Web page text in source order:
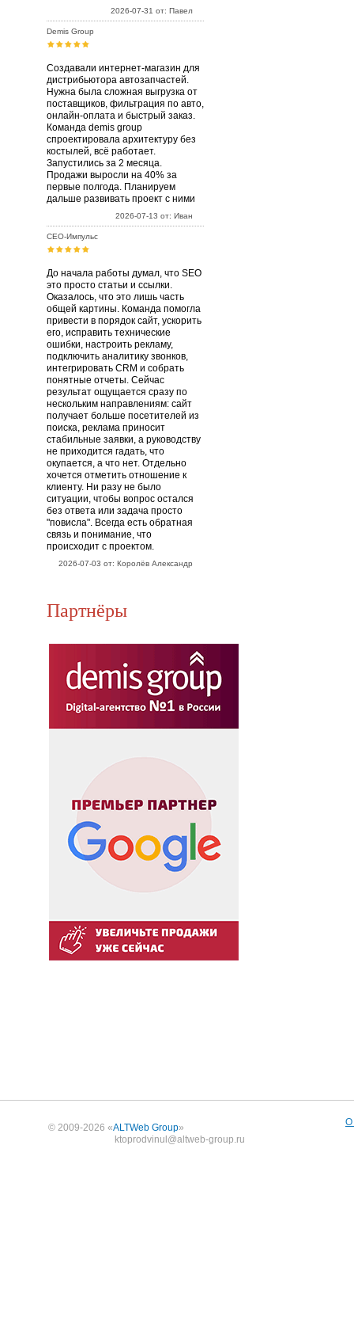
2026-07-31 от: Павел
Demis Group
Создавали интернет-магазин для
дистрибьютора автозапчастей.
Нужна была сложная выгрузка от
поставщиков, фильтрация по авто,
онлайн-оплата и быстрый заказ.
Команда demis group
спроектировала архитектуру без
костылей, всё работает.
Запустились за 2 месяца.
Продажи выросли на 40% за
первые полгода. Планируем
дальше развивать проект с ними
2026-07-13 от: Иван
СЕО-Импульс
До начала работы думал, что SEO
это просто статьи и ссылки.
Оказалось, что это лишь часть
общей картины. Команда помогла
привести в порядок сайт, ускорить
его, исправить технические
ошибки, настроить рекламу,
подключить аналитику звонков,
интегрировать CRM и собрать
понятные отчеты. Сейчас
результат ощущается сразу по
нескольким направлениям: сайт
получает больше посетителей из
поиска, реклама приносит
стабильные заявки, а руководству
не приходится гадать, что
окупается, а что нет. Отдельно
хочется отметить отношение к
клиенту. Ни разу не было
ситуации, чтобы вопрос остался
без ответа или задача просто
"повисла". Всегда есть обратная
связь и понимание, что
происходит с проектом.
2026-07-03 от: Королёв Александр
Партнёры
© 2009-2026 «ALTWeb Group»
ktoprodvinul@altweb-group.ru
О